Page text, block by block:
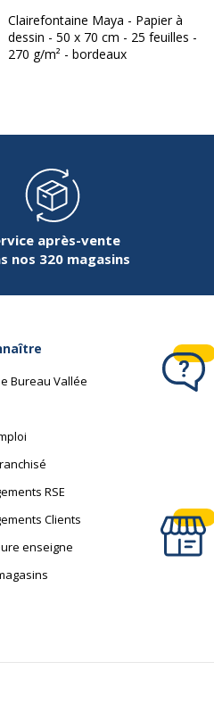
Clairefontaine Maya - Papier à
dessin - 50 x 70 cm - 25 feuilles -
270 g/m² - bordeaux
après-vente
nos 320 magasins
Bureau Vallée
RSE
Clients
enseigne